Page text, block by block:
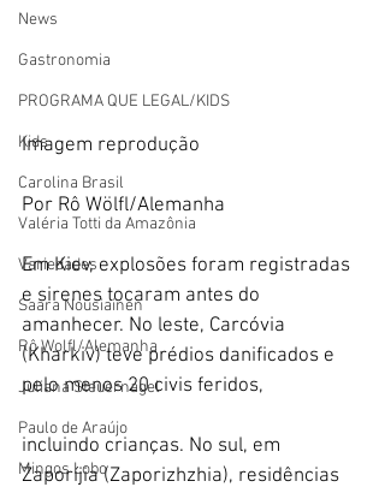
News
Gastronomia
PROGRAMA QUE LEGAL/KIDS
Kids
Carolina Brasil
Valéria Totti da Amazônia
Variedades
Saara Nousiainen
Rô Wolfl/Alemanha
Juliana Steuernagel
Paulo de Araújo
Mingos Lobo
Imagem reprodução
Por Rô Wölfl/Alemanha
Em Kiev, explosões foram registradas
e sirenes tocaram antes do
amanhecer. No leste, Carcóvia
(Kharkiv) teve prédios danificados e
pelo menos 20 civis feridos,
incluindo crianças. No sul, em
Zaporíjia (Zaporizhzhia), residências